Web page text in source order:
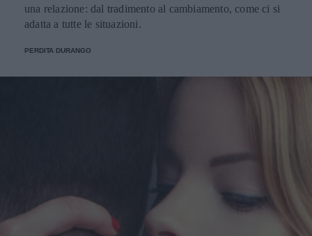
una relazione: dal tradimento al cambiamento, come ci si
adatta a tutte le situazioni.
PERDITA DURANGO